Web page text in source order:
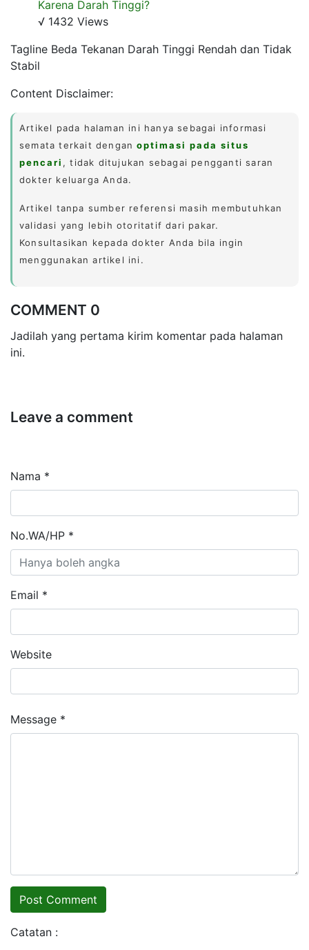
Karena Darah Tinggi?
√ 1432 Views
Tagline Beda Tekanan Darah Tinggi Rendah dan Tidak
Stabil
Content Disclaimer:
Artikel pada halaman ini hanya sebagai informasi
semata terkait denganoptimasi pada situs
pencari , tidak ditujukan sebagai pengganti saran
dokter keluarga Anda.
Artikel tanpa sumber referensi masih membutuhkan
validasi yang lebih otoritatif dari pakar.
Konsultasikan kepada dokter Anda bila ingin
menggunakan artikel ini.
COMMENT 0
Jadilah yang pertama kirim komentar pada halaman
ini.
Leave a comment
Nama *
No.WA/HP *
Email *
Website
Message *
Catatan :